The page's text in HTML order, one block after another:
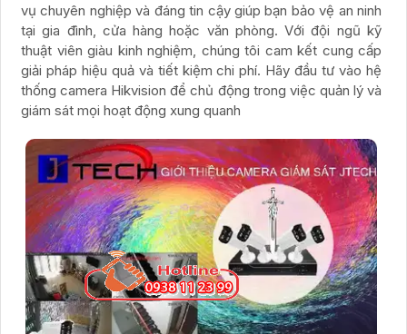
vụ chuyên nghiệp và đáng tin cậy giúp bạn bảo vệ an ninh
tại gia đình, cửa hàng hoặc văn phòng. Với đội ngũ kỹ
thuật viên giàu kinh nghiệm, chúng tôi cam kết cung cấp
giải pháp hiệu quả và tiết kiệm chi phí. Hãy đầu tư vào hệ
thống camera Hikvision để chủ động trong việc quản lý và
giám sát mọi hoạt động xung quanh